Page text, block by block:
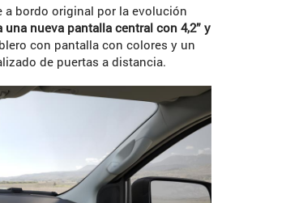
bordo original por la evolución
nueva pantalla central con 4,2” y
con pantalla con colores y un
de puertas a distancia.